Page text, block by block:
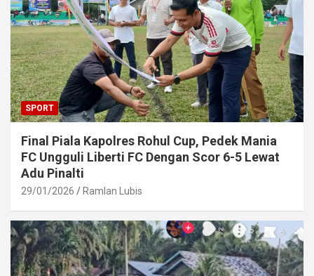
SPORT
Final Piala Kapolres Rohul Cup, Pedek Mania
FC Ungguli Liberti FC Dengan Scor 6-5 Lewat
Adu Pinalti
29/01/2026 Ramlan Lubis